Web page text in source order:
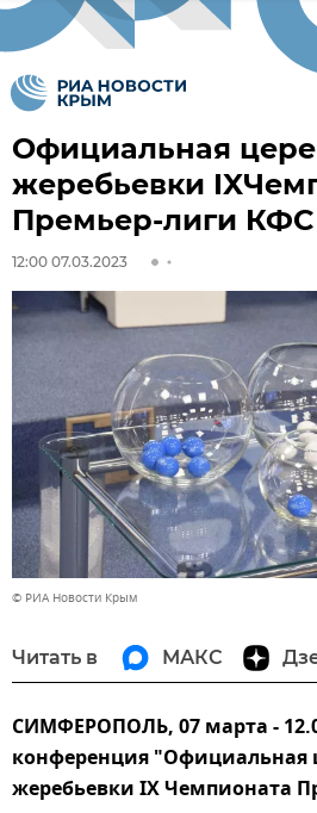
Официальная
жеребьевки
Премьер-лиги КФС
12:00 07.03.2023
© РИА Новости Крым
Читать в МАКС
СИМФЕРОПОЛЬ, 07 марта -
конференция "Официальная
жеребьевки IX Чемпионата